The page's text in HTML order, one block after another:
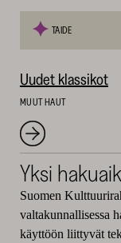
TAIDE
Uudet klassikot
MUUT HAUT
Yksi
Suomen
valtakunnallisessa
käyttöön liittyvät